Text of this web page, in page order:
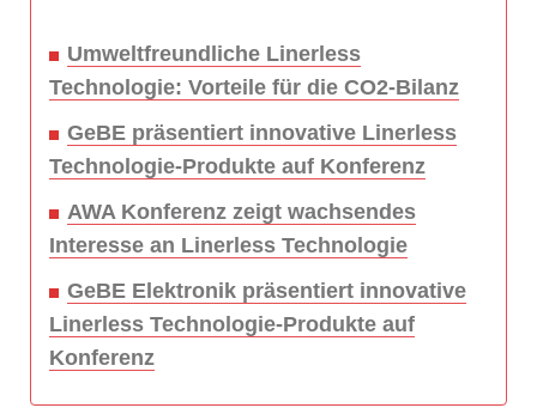
Umweltfreundliche Linerless
Technologie: Vorteile für die CO2-Bilanz
GeBE präsentiert innovative Linerless
Technologie-Produkte auf Konferenz
AWA Konferenz zeigt wachsendes
Interesse an Linerless Technologie
GeBE Elektronik präsentiert innovative
Linerless Technologie-Produkte auf
Konferenz